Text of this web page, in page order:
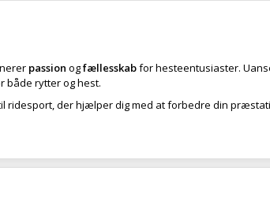
passion ogfællesskabfor hesteentusiaster.
både rytter og hest.
ridesport, der hjælper dig med at forbedre din